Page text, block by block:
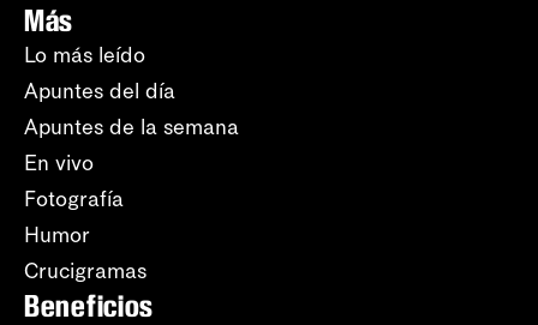
Más
Lo más leído
Apuntes del día
Apuntes de la semana
En vivo
Fotografía
Humor
Crucigramas
Beneficios